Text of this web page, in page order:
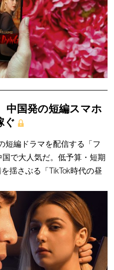
中国発の短編スマホ
ぐ
短編ドラマを配信する「フ
国で大人気だ。低予算・短期
揺さぶる「TikTok時代の昼